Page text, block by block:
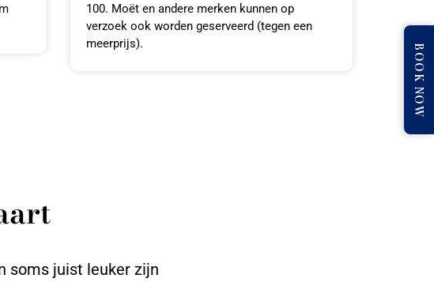
100. Moët en andere merken kunnen op
verzoek ook worden geserveerd (tegen een
meerprijs).
soms juist leuker zijn
BOOK NOW